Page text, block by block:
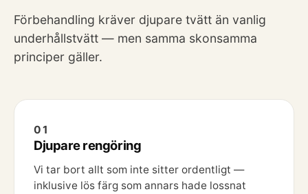
Förbehandling kräver djupare tvätt än vanlig
underhållstvätt — men samma skonsamma
principer gäller.
01
Djupare rengöring
Vi tar bort allt som inte sitter ordentligt —
inklusive lös färg som annars hade lossnat